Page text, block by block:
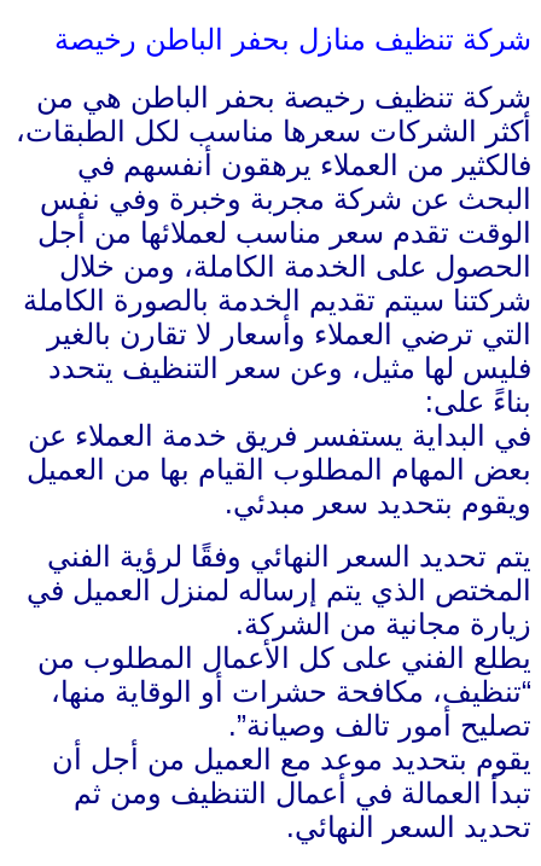
شركة تنظيف منازل بحفر الباطن رخيصة
شركة تنظيف رخيصة بحفر الباطن هي من
أكثر الشركات سعرها مناسب لكل الطبقات،
فالكثير من العملاء يرهقون أنفسهم في
البحث عن شركة مجربة وخبرة وفي نفس
الوقت تقدم سعر مناسب لعملائها من أجل
الحصول على الخدمة الكاملة، ومن خلال
شركتنا سيتم تقديم الخدمة بالصورة الكاملة
التي ترضي العملاء وأسعار لا تقارن بالغير
فليس لها مثيل، وعن سعر التنظيف يتحدد
بناءً على:
في البداية يستفسر فريق خدمة العملاء عن
بعض المهام المطلوب القيام بها من العميل
ويقوم بتحديد سعر مبدئي.
يتم تحديد السعر النهائي وفقًا لرؤية الفني
المختص الذي يتم إرساله لمنزل العميل في
زيارة مجانية من الشركة.
يطلع الفني على كل الأعمال المطلوب من
“تنظيف، مكافحة حشرات أو الوقاية منها،
تصليح أمور تالف وصيانة”.
يقوم بتحديد موعد مع العميل من أجل أن
تبدأ العمالة في أعمال التنظيف ومن ثم
تحديد السعر النهائي.